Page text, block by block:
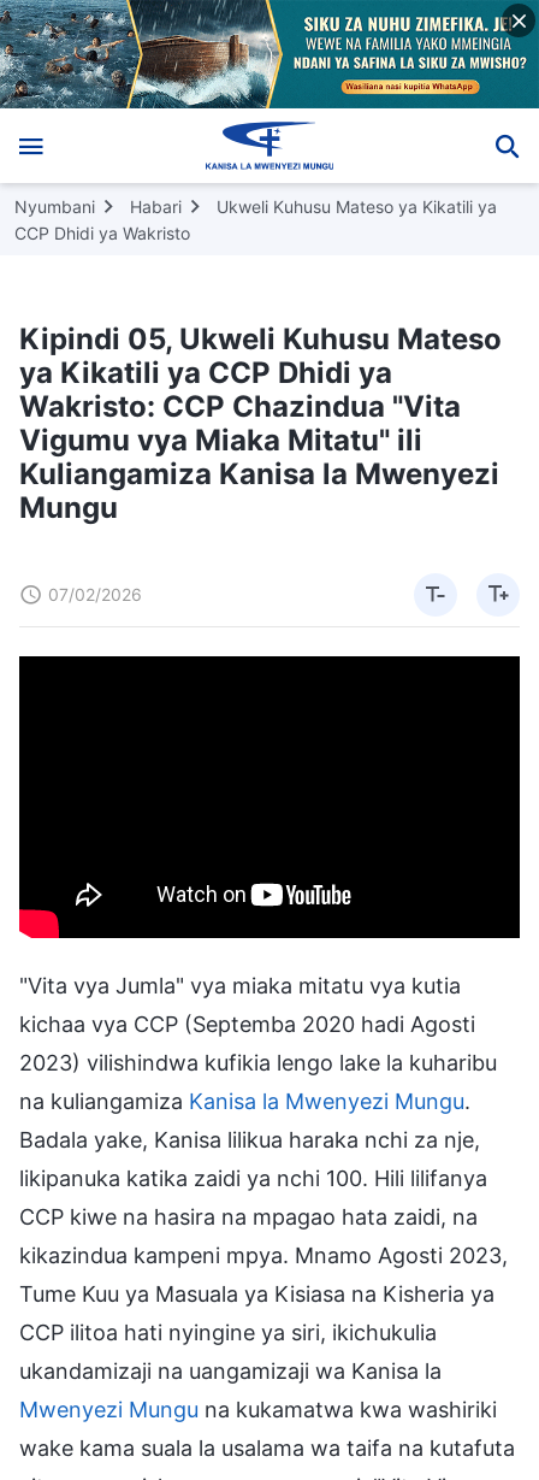
Nyumbani Habari
Ukweli Kuhusu Mateso ya Kikatili ya
CCP Dhidi ya Wakristo
Kipindi 05, Ukweli Kuhusu Mateso
ya Kikatili ya CCP Dhidi ya
Wakristo: CCP Chazindua "Vita
Vigumu vya Miaka Mitatu" ili
Kuliangamiza Kanisa la Mwenyezi
Mungu
07/02/2026
"Vita vya Jumla" vya miaka mitatu vya kutia
kichaa vya CCP (Septemba 2020 hadi Agosti
2023) vilishindwa kufikia lengo lake la kuharibu
na kuliangamiza Kanisa la Mwenyezi Mungu.
Badala yake, Kanisa lilikua haraka nchi za nje,
likipanuka katika zaidi ya nchi 100. Hili lilifanya
CCP kiwe na hasira na mpagao hata zaidi, na
kikazindua kampeni mpya. Mnamo Agosti 2023,
Tume Kuu ya Masuala ya Kisiasa na Kisheria ya
CCP ilitoa hati nyingine ya siri, ikichukulia
ukandamizaji na uangamizaji wa Kanisa la
Mwenyezi Mungu na kukamatwa kwa washiriki
wake kama suala la usalama wa taifa na kutafuta